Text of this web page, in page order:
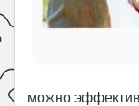
можно